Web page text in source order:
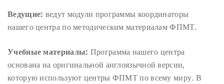
Ведущие: ведут модули программы координаторы
нашего центра по методическим материалам ФПМТ.
Учебные материалы: Программа нашего центра
основана на оригинальной англоязычной версии,
которую используют центры ФПМТ по всему миру. В